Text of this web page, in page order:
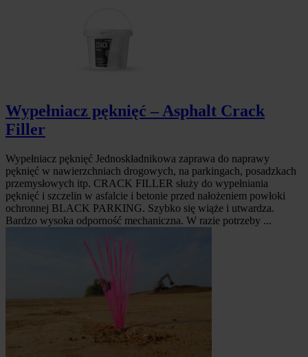
Wypełniacz pęknięć – Asphalt Crack
Filler
Wypełniacz pęknięć Jednoskładnikowa zaprawa do naprawy
pęknięć w nawierzchniach drogowych, na parkingach, posadzkach
przemysłowych itp. CRACK FILLER służy do wypełniania
pęknięć i szczelin w asfalcie i betonie przed nałożeniem powłoki
ochronnej BLACK PARKING. Szybko się wiąże i utwardza.
Bardzo wysoka odporność mechaniczna. W razie potrzeby ...